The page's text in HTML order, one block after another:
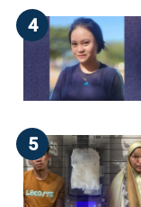
4
5